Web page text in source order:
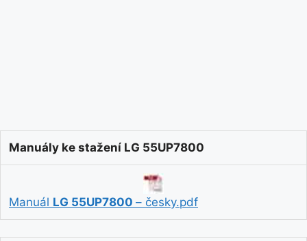
Manuály ke stažení LG 55UP7800
Manuál LG 55UP7800 – česky.pdf